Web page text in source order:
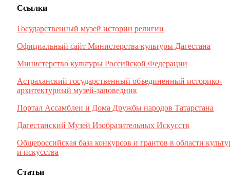
Ссылки
Государственный музей истории религии
Официальный сайт Министерства культуры Дагестана
Министерство культуры Российской Федерации
Астраханский государственный объединенный историко-
архитектурный музей-заповедник
Портал Ассамблеи и Дома Дружбы народов Татарстана
Дагестанский Музей Изобразительных Искусств
Общероссийская база конкурсов и грантов в области
и искусства
Статьи